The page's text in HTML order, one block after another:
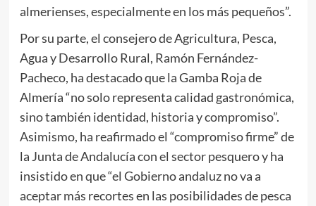
almerienses, especialmente en los más pequeños”.
Por su parte, el consejero de Agricultura, Pesca,
Agua y Desarrollo Rural, Ramón Fernández-
Pacheco, ha destacado que la Gamba Roja de
Almería “no solo representa calidad gastronómica,
sino también identidad, historia y compromiso”.
Asimismo, ha reafirmado el “compromiso firme” de
la Junta de Andalucía con el sector pesquero y ha
insistido en que “el Gobierno andaluz no va a
aceptar más recortes en las posibilidades de pesca